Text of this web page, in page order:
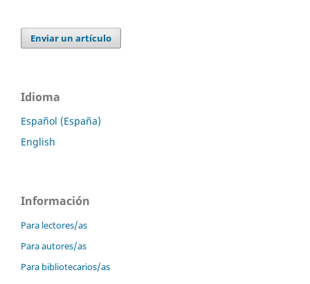
Enviar un artículo
Idioma
Español (España)
English
Información
Para lectores/as
Para autores/as
Para bibliotecarios/as